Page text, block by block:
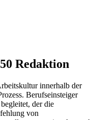
Redaktion
innerhalb der
Berufseinsteiger
der die
von